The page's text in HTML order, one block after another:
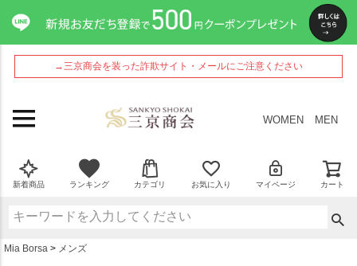
→三京商会を装った詐欺サイト・メールにご注意ください
WOMEN MEN
新着商品 ランキング カテゴリ お気に入り マイページ カート
Mia Borsa メンズ
ペー
ジト
ップ
へ